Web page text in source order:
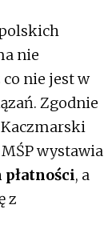
nie
nie jest w
Zgodnie
wystawia
, a
z